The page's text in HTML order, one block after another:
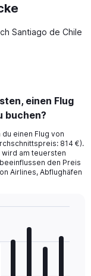
Santiago de Chile
einen Flug
buchen?
einen Flug von
814 €).
wird am teuersten
den Preis
Airlines, Abflughäfen